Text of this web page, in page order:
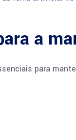
a
para